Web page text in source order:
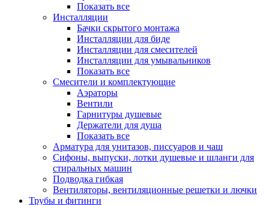
Показать все
Инсталляции
Бачки скрытого монтажа
Инсталляции для биде
Инсталляции для смесителей
Инсталляции для умывальников
Показать все
Смесители и комплектующие
Аэраторы
Вентили
Гарнитуры душевые
Держатели для душа
Показать все
Арматура для унитазов, писсуаров и чаш
Сифоны, выпуски, лотки душевые и шланги для
стиральных машин
Подводка гибкая
Вентиляторы, вентиляционные решетки и лючки
Трубы и фитинги